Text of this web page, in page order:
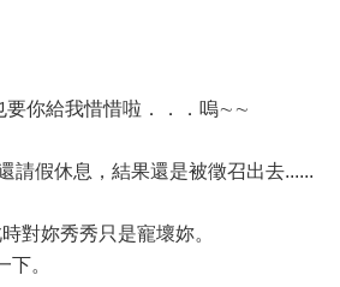
要你給我惜惜啦．．．嗚∼∼
請假休息，結果還是被徵召出去......
對妳秀秀只是寵壞妳。
下。